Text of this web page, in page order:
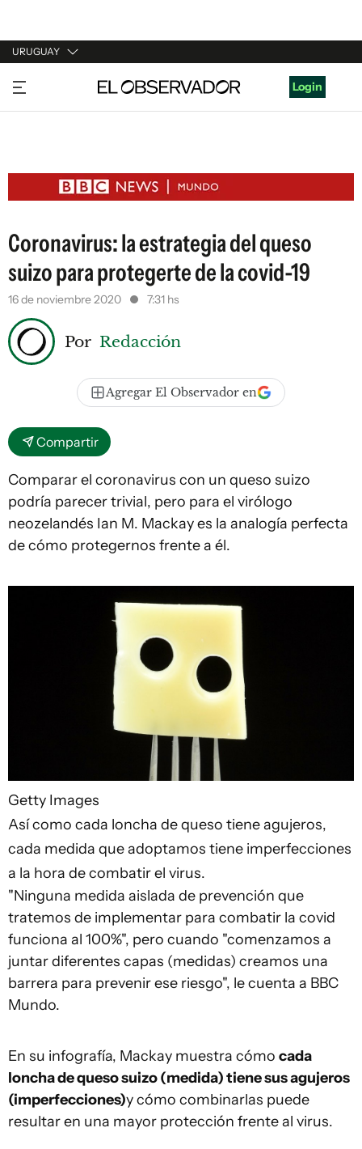
URUGUAY
URUGUAY
ARGENTINA
ESTADOS UNIDOS
Login
Coronavirus: la estrategia del queso
suizo para protegerte de la covid-19
16 de noviembre 2020 7:31 hs
Por Redacción
Agregar El Observador en
Compartir
Comparar el coronavirus con un queso suizo
podría parecer trivial, pero para el virólogo
neozelandés Ian M. Mackay es la analogía perfecta
de cómo protegernos frente a él.
Getty Images
Así como cada loncha de queso tiene agujeros,
cada medida que adoptamos tiene imperfecciones
a la hora de combatir el virus.
"Ninguna medida aislada de prevención que
tratemos de implementar para combatir la covid
funciona al 100%", pero cuando "comenzamos a
juntar diferentes capas (medidas) creamos una
barrera para prevenir ese riesgo", le cuenta a BBC
Mundo.
En su infografía, Mackay muestra cómo cada
loncha de queso suizo (medida) tiene sus agujeros
(imperfecciones)y cómo combinarlas puede
resultar en una mayor protección frente al virus.